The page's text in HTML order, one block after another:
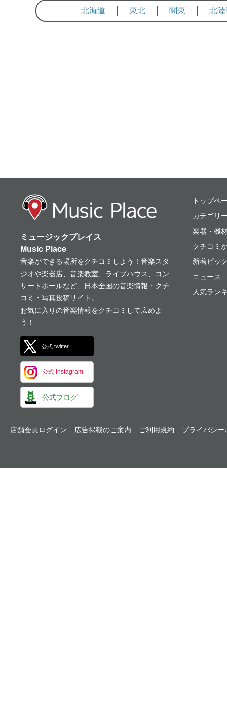
北海道 東北 関東 北
ミュージックプレ
ミュージックプレイス
Music Place
音楽ができる場所をクチコミしよう！音楽スタ
ジオや楽器店、音楽教室、ライブハウス、コン
サートホールなど、日本全国の音楽情報・クチ
コミ・写真投稿サイト。
お気に入りの音楽情報をクチコミして広めよ
う！
公式 twitter
公式 Instagram
公式ブログ
トップペ
カテゴリ
楽器・機
クチコミ
新着ピッ
ニュース
人気ラン
店舗会員ログイン 広告掲載のご案内 ご利用規約 プライバシー